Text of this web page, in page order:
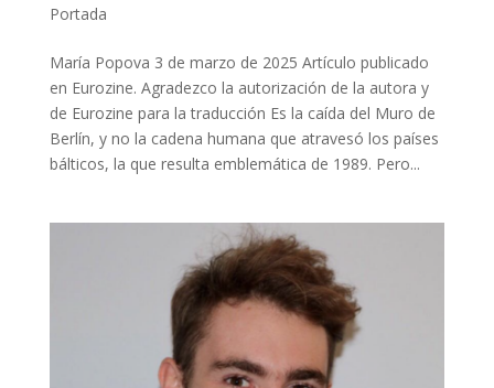
Portada
María Popova 3 de marzo de 2025 Artículo publicado
en Eurozine. Agradezco la autorización de la autora y
de Eurozine para la traducción Es la caída del Muro de
Berlín, y no la cadena humana que atravesó los países
bálticos, la que resulta emblemática de 1989. Pero...